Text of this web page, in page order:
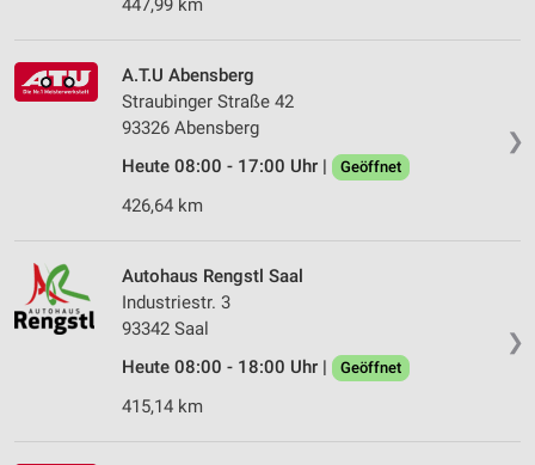
447,99 km
❯
A.T.U Abensberg
Straubinger Straße 42
93326 Abensberg
Heute 08:00 - 17:00 Uhr |
Geöffnet
426,64 km
❯
Autohaus Rengstl Saal
Industriestr. 3
93342 Saal
Heute 08:00 - 18:00 Uhr |
Geöffnet
415,14 km